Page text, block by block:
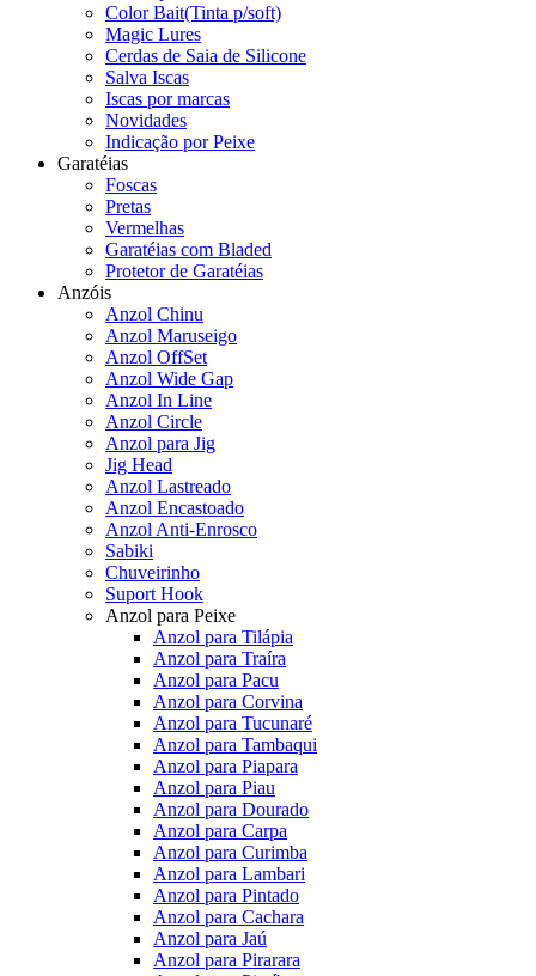
Color Bait(Tinta p/soft)
Magic Lures
Cerdas de Saia de Silicone
Salva Iscas
Iscas por marcas
Novidades
Indicação por Peixe
Garatéias
Foscas
Pretas
Vermelhas
Garatéias com Bladed
Protetor de Garatéias
Anzóis
Anzol Chinu
Anzol Maruseigo
Anzol OffSet
Anzol Wide Gap
Anzol In Line
Anzol Circle
Anzol para Jig
Jig Head
Anzol Lastreado
Anzol Encastoado
Anzol Anti-Enrosco
Sabiki
Chuveirinho
Suport Hook
Anzol para Peixe
Anzol para Tilápia
Anzol para Traíra
Anzol para Pacu
Anzol para Corvina
Anzol para Tucunaré
Anzol para Tambaqui
Anzol para Piapara
Anzol para Piau
Anzol para Dourado
Anzol para Carpa
Anzol para Curimba
Anzol para Lambari
Anzol para Pintado
Anzol para Cachara
Anzol para Jaú
Anzol para Pirarara